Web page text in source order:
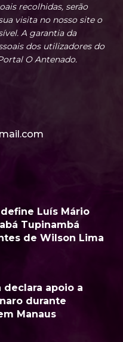
recolhidas, serão
visita no nosso site o
A garantia da
dos utilizadores do
O Antenado.
Luís Mário
Tupinambá
de Wilson Lima
declara apoio a
durante
Manaus